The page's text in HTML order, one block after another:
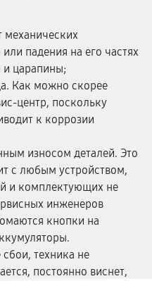
механических
падения на его частях
царапины;
Как можно скорее
центр, поскольку
к коррозии
износом деталей. Это
с любым устройством,
и комплектующих не
инженеров
кнопки на
техника не
постоянно виснет,